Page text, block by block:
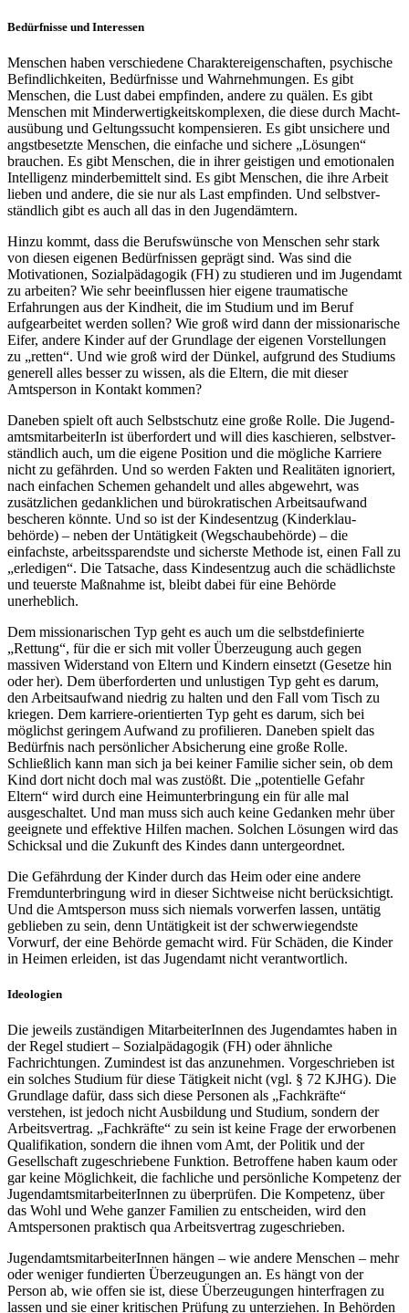
Bedürfnisse und Interessen
Menschen haben verschiedene Charakter­eigenschaften, psychische
Befindlichkeiten, Bedürfnisse und Wahrnehmungen. Es gibt
Menschen, die Lust dabei empfinden, andere zu quälen. Es gibt
Menschen mit Minderwertigkeitskomplexen, die diese durch Macht­
ausübung und Geltungs­sucht kompensieren. Es gibt unsichere und
angst­besetzte Menschen, die einfache und sichere „Lösungen“
brauchen. Es gibt Menschen, die in ihrer geistigen und emotionalen
Intelligenz minder­bemittelt sind. Es gibt Menschen, die ihre Arbeit
lieben und andere, die sie nur als Last empfinden. Und selbst­ver­
ständ­lich gibt es auch all das in den Jugendämtern.
Hinzu kommt, dass die Berufswünsche von Menschen sehr stark
von diesen eigenen Bedürfnissen geprägt sind. Was sind die
Motivationen, Sozial­pädagogik (FH) zu studieren und im Jugendamt
zu arbeiten? Wie sehr beeinflussen hier eigene traumatische
Erfahrungen aus der Kindheit, die im Studium und im Beruf
aufgearbeitet werden sollen? Wie groß wird dann der missionarische
Eifer, andere Kinder auf der Grundlage der eigenen Vorstellungen
zu „retten“. Und wie groß wird der Dünkel, aufgrund des Studiums
generell alles besser zu wissen, als die Eltern, die mit dieser
Amtsperson in Kontakt kommen?
Daneben spielt oft auch Selbstschutz eine große Rolle. Die Jugend­
amts­mit­arbeiterIn ist überfordert und will dies kaschieren, selbst­ver­
ständ­lich auch, um die eigene Position und die mögliche Karriere
nicht zu gefährden. Und so werden Fakten und Realitäten ignoriert,
nach einfachen Schemen gehandelt und alles abgewehrt, was
zusätzlichen gedanklichen und bürokratischen Arbeits­aufwand
bescheren könnte. Und so ist der Kindes­entzug (Kinder­klau­
behörde) – neben der Untätigkeit (Wegschaubehörde) – die
einfachste, arbeitssparendste und sicherste Methode ist, einen Fall zu
„erledigen“. Die Tatsache, dass Kindes­entzug auch die schädlichste
und teuerste Maßnahme ist, bleibt dabei für eine Behörde
unerheblich.
Dem missionarischen Typ geht es auch um die selbstdefinierte
„Rettung“, für die er sich mit voller Über­zeugung auch gegen
massiven Widerstand von Eltern und Kindern einsetzt (Gesetze hin
oder her). Dem überforderten und unlustigen Typ geht es darum,
den Arbeits­aufwand niedrig zu halten und den Fall vom Tisch zu
kriegen. Dem karriere-orientierten Typ geht es darum, sich bei
möglichst geringem Aufwand zu profilieren. Daneben spielt das
Bedürfnis nach persönlicher Absicherung eine große Rolle.
Schließlich kann man sich ja bei keiner Familie sicher sein, ob dem
Kind dort nicht doch mal was zustößt. Die „potentielle Gefahr
Eltern“ wird durch eine Heim­unter­bringung ein für alle mal
ausgeschaltet. Und man muss sich auch keine Gedanken mehr über
geeignete und effektive Hilfen machen. Solchen Lösungen wird das
Schicksal und die Zukunft des Kindes dann untergeordnet.
Die Gefährdung der Kinder durch das Heim oder eine andere
Fremd­unter­bringung wird in dieser Sichtweise nicht berücksichtigt.
Und die Amtsperson muss sich niemals vorwerfen lassen, untätig
geblieben zu sein, denn Untätigkeit ist der schwer­wiegendste
Vorwurf, der eine Behörde gemacht wird. Für Schäden, die Kinder
in Heimen erleiden, ist das Jugendamt nicht verantwortlich.
Ideologien
Die jeweils zuständigen MitarbeiterInnen des Jugendamtes haben in
der Regel studiert – Sozialpädagogik (FH) oder ähnliche
Fachrichtungen. Zumindest ist das anzunehmen. Vorgeschrieben ist
ein solches Studium für diese Tätigkeit nicht (vgl. § 72 KJHG). Die
Grundlage dafür, dass sich diese Personen als „Fachkräfte“
verstehen, ist jedoch nicht Ausbildung und Studium, sondern der
Arbeitsvertrag. „Fachkräfte“ zu sein ist keine Frage der erworbenen
Qualifikation, sondern die ihnen vom Amt, der Politik und der
Gesellschaft zugeschriebene Funktion. Betroffene haben kaum oder
gar keine Möglichkeit, die fachliche und persönliche Kompetenz der
Jugend­amts­mit­arbeiterInnen zu überprüfen. Die Kompetenz, über
das Wohl und Wehe ganzer Familien zu entscheiden, wird den
Amtspersonen praktisch qua Arbeitsvertrag zugeschrieben.
Jugend­amts­mit­arbeiterInnen hängen – wie andere Menschen – mehr
oder weniger fundierten Über­zeugungen an. Es hängt von der
Person ab, wie offen sie ist, diese Über­zeugungen hinterfragen zu
lassen und sie einer kritischen Prüfung zu unterziehen. In Behörden